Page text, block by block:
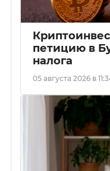
петицию в
налога
05 августа 2026 в